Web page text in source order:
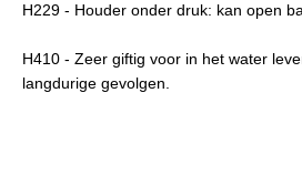
H229 - Houder onder druk: kan open
H410 - Zeer giftig voor in het water
langdurige gevolgen.